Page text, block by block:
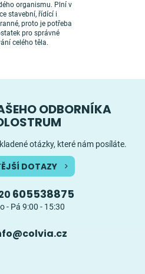
organismu. Plní v
stavební, řídící i
proto je potřeba
pro správné
celého těla.
ODBORNÍKA
otázky, které nám posíláte.
DOTAZY
605538875
- Pá 9:00 - 15:30